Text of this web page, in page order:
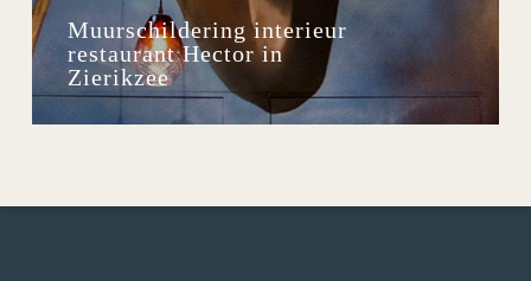
Muurschildering interieur
restaurant Hector in
Zierikzee